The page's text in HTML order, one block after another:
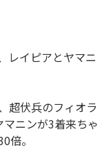
レイピアとヤマ
超伏兵のフィオ
ニンが3着来ち
倍。